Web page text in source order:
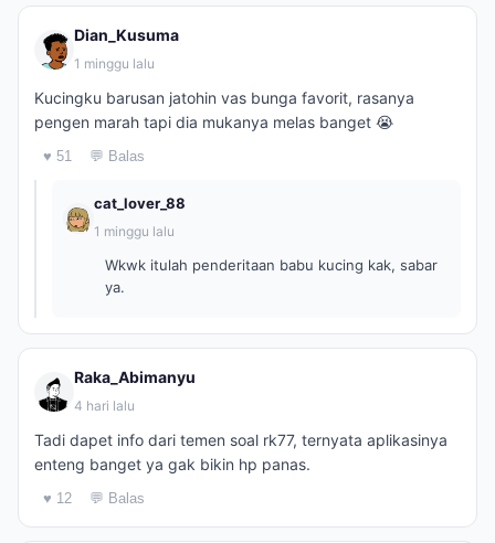
Dian_Kusuma
1 minggu lalu
Kucingku barusan jatohin vas bunga favorit, rasanya
pengen marah tapi dia mukanya melas banget 😭
♥ 51 💬 Balas
cat_lover_88
1 minggu lalu
Wkwk itulah penderitaan babu kucing kak, sabar
ya.
Raka_Abimanyu
4 hari lalu
Tadi dapet info dari temen soal rk77, ternyata aplikasinya
enteng banget ya gak bikin hp panas.
♥ 12 💬 Balas